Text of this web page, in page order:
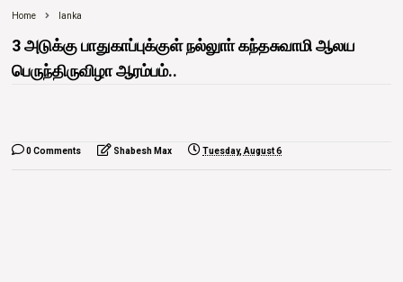
Home lanka
3 அடுக்கு பாதுகாப்புக்குள் நல்லுாா் கந்தசுவாமி ஆலய
பெருந்திருவிழா ஆரம்பம்..
0 Comments Shabesh Max Tuesday, August 6